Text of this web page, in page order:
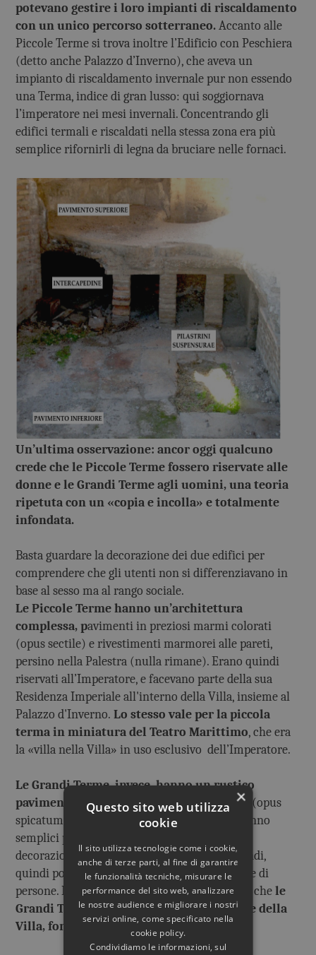
potevano gestire i loro impianti di riscaldamento
con un unico percorso sotterraneo.Accanto alle
Piccole Terme si trova inoltre l’Edificio con Peschiera
(detto anche Palazzo d’Inverno), che aveva un
impianto di riscaldamento invernale pur non essendo
una Terma, indice di gran lusso: qui soggiornava
l’imperatore nei mesi invernali. Concentrando gli
edifici termali e riscaldati nella stessa zona era più
semplice rifornirli di legna da bruciare nelle fornaci.
Un’ultima osservazione: ancor oggi qualcuno
crede che le Piccole Terme fossero riservate alle
donne e le Grandi Terme agli uomini, una teoria
ripetuta con un «copia e incolla» e totalmente
infondata.
Basta guardare la decorazione dei due edifici per
comprendere che gli utenti non si differenziavano in
base al sesso ma al rango sociale.
Le Piccole Terme hanno un’architettura
complessa, pavimenti in preziosi marmi colorati
(opus sectile) e rivestimenti marmorei alle pareti,
persino nella Palestra (nulla rimane). Erano quindi
riservati all’Imperatore, e facevano parte della sua
Residenza Imperiale all'interno della Villa, insieme al
Palazzo d'Inverno. Lo stesso vale per la piccola
terma in miniatura del Teatro Marittimo, che era
la «villa nella Villa» in uso esclusivo dell’Imperatore.
Le Grandi Terme, invece, hanno un rustico
pavimento in mattoncini a spina di pesce (opus
spicatum) nella Palestra. Gli altri ambienti hanno
semplici pavimenti in mosaico bianco, privi di
decorazione. Gli ambienti sono molto più grandi,
quindi potevano ospitare un numero maggiore di
persone. La modestia della decorazione indica chele
Grandi Terme erano riservate al personale della
Villa, forse anche agli schiavi.
×
Questo sito web utilizza
cookie
Il sito utilizza tecnologie come i cookie,
anche di terze parti, al fine di garantire
le funzionalità tecniche, misurare le
performance del sito web, analizzare
le nostre audience e migliorare i nostri
servizi online, come specificato nella
cookie policy.
Condividiamo le informazioni, sul